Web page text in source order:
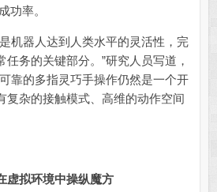
功率。
器人达到人类水平的灵活性，完
任务的关键部分。”研究人员写道，
靠的多指灵巧手操作仍然是一个开
复杂的接触模式、高维的动作空间
虚拟环境中操纵魔方